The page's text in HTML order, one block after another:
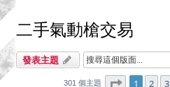
二手氣動槍交易
發表主題
301 個主題 第 1 頁 (共13
1 2 3